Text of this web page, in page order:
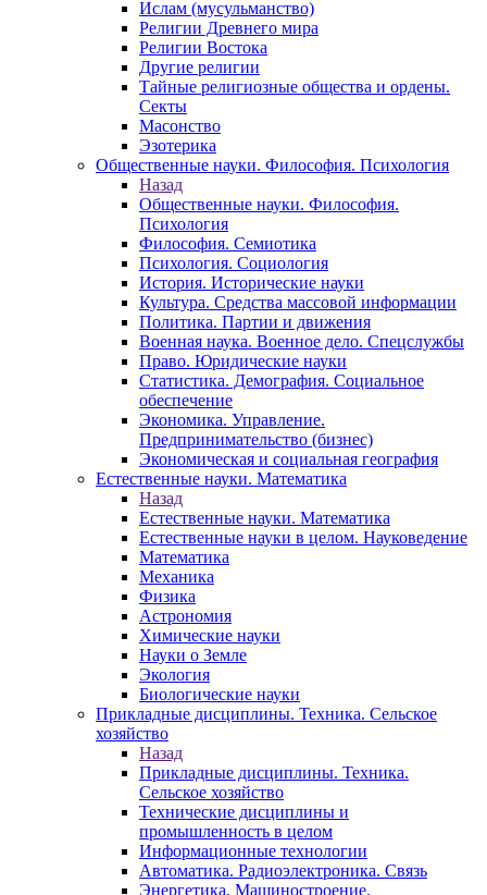
Ислам (мусульманство)
Религии Древнего мира
Религии Востока
Другие религии
Тайные религиозные общества и ордены.
Секты
Масонство
Эзотерика
Общественные науки. Философия. Психология
Назад
Общественные науки. Философия.
Психология
Философия. Семиотика
Психология. Социология
История. Исторические науки
Культура. Средства массовой информации
Политика. Партии и движения
Военная наука. Военное дело. Спецслужбы
Право. Юридические науки
Статистика. Демография. Социальное
обеспечение
Экономика. Управление.
Предпринимательство (бизнес)
Экономическая и социальная география
Естественные науки. Математика
Назад
Естественные науки. Математика
Естественные науки в целом. Науковедение
Математика
Механика
Физика
Астрономия
Химические науки
Науки о Земле
Экология
Биологические науки
Прикладные дисциплины. Техника. Сельское
хозяйство
Назад
Прикладные дисциплины. Техника.
Сельское хозяйство
Технические дисциплины и
промышленность в целом
Информационные технологии
Автоматика. Радиоэлектроника. Связь
Энергетика. Машиностроение.